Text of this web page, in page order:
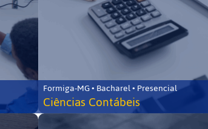
Formiga-MG • Bacharel • Presencial
Ciências Contábeis